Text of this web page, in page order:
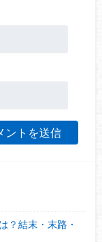
？結末・末路・